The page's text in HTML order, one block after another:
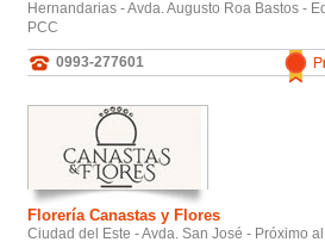
Hernandarias - Avda. Augusto Roa Bastos -
PCC
0993-277601
Florería Canastas y Flores
Ciudad del Este - Avda. San José - Próximo